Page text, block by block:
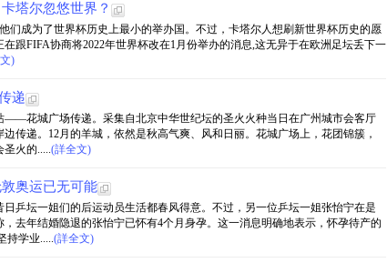
塔尔忽悠世界？
们成为了世界杯历史上最小的举办国。不过，卡塔尔人想刷新世界杯历史的愿
跟FIFA协商将2022年世界杯改在1月份举办的消息,这无异于在欧洲足坛丢下一
)
递
——花城广场传递。采集自北京中华世纪坛的圣火火种当日在广州城市会客厅
递。12月的羊城，依然是秋高气爽、风和日丽。花城广场上，花团锦簇，
火的.....(詳全文)
奥运已无可能
乒坛一姐们的后运动员生活都春风得意。不过，另一位乒坛一姐张怡宁在是
去年结婚隐退的张怡宁已怀有4个月身孕。这一消息明确地表示，怀孕待产的
持学业.....(詳全文)